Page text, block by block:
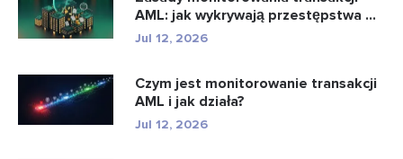
AML: jak wykrywają przestępstwa ...
Jul 12, 2026
Czym jest monitorowanie transakcji
AML i jak działa?
Jul 12, 2026